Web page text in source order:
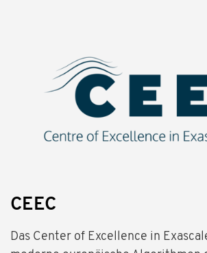
CEEC
Das Center of Excellence in